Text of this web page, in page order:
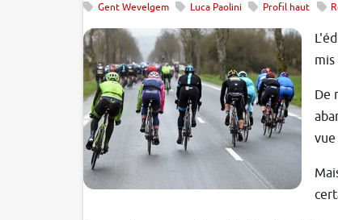
Gent Wevelgem Luca Paolini Profil haut
De
vue